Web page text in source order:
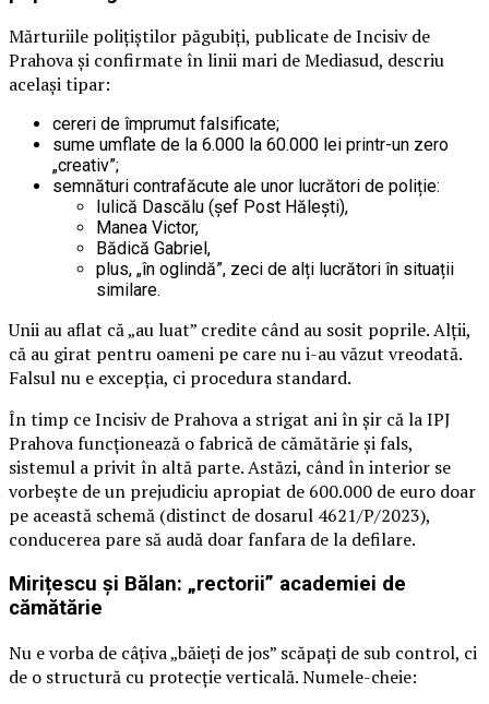
Mărturiile polițiștilor păgubiți, publicate de Incisiv de
Prahova și confirmate în linii mari de Mediasud, descriu
același tipar:
cereri de împrumut falsificate;
sume umflate de la 6.000 la 60.000 lei printr-un zero
„creativ”;
semnături contrafăcute ale unor lucrători de poliție:
Iulică Dascălu (șef Post Hălești),
Manea Victor,
Bădică Gabriel,
plus, „în oglindă”, zeci de alți lucrători în situații
similare.
Unii au aflat că „au luat” credite când au sosit poprile. Alții,
că au girat pentru oameni pe care nu i-au văzut vreodată.
Falsul nu e excepția, ci procedura standard.
În timp ce Incisiv de Prahova a strigat ani în șir că la IPJ
Prahova funcționează o fabrică de cămătărie și fals,
sistemul a privit în altă parte. Astăzi, când în interior se
vorbește de un prejudiciu apropiat de 600.000 de euro doar
pe această schemă (distinct de dosarul 4621/P/2023),
conducerea pare să audă doar fanfara de la defilare.
Mirițescu și Bălan: „rectorii” academiei de
cămătărie
Nu e vorba de câțiva „băieți de jos” scăpați de sub control, ci
de o structură cu protecție verticală. Numele-cheie: